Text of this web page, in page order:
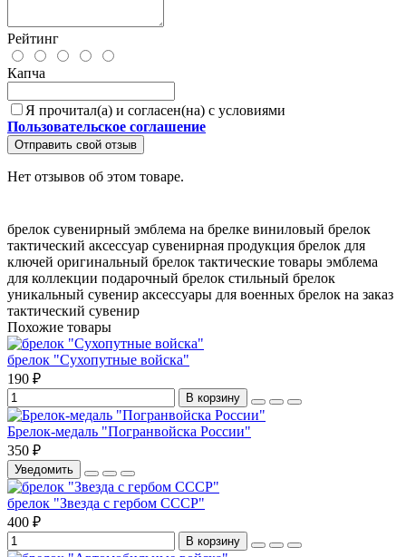
Рейтинг
Капча
Я прочитал(а) и согласен(на) с условиями
Пользовательское соглашение
Отправить свой отзыв
Нет отзывов об этом товаре.
брелок сувенирный эмблема на брелке виниловый брелок
тактический аксессуар сувенирная продукция брелок для
ключей оригинальный брелок тактические товары эмблема
для коллекции подарочный брелок стильный брелок
уникальный сувенир аксессуары для военных брелок на заказ
тактический сувенир
Похожие товары
брелок "Сухопутные войска"
190 ₽
В корзину
Брелок-медаль "Погранвойска России"
350 ₽
Уведомить
брелок "Звезда с гербом СССР"
400 ₽
В корзину